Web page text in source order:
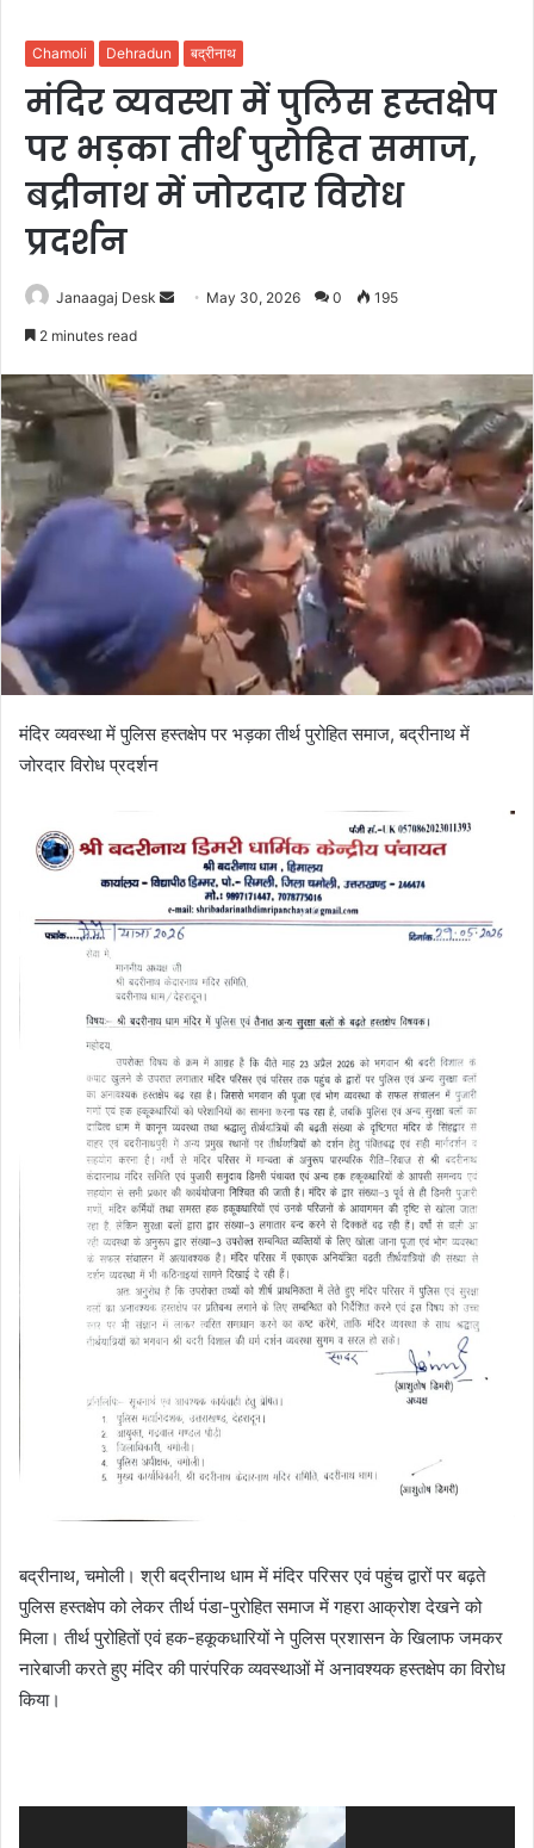
Chamoli Dehradun बद्रीनाथ
मंदिर व्यवस्था में पुलिस हस्तक्षेप
पर भड़का तीर्थ पुरोहित समाज,
बद्रीनाथ में जोरदार विरोध
प्रदर्शन
Janaagaj Desk
d
a
n
e
m
a
i
May 30, 2026 0 195
2 minutes read
मंदिर व्यवस्था में पुलिस हस्तक्षेप पर भड़का तीर्थ पुरोहित समाज, बद्रीनाथ में
जोरदार विरोध प्रदर्शन
बद्रीनाथ, चमोली। श्री बद्रीनाथ धाम में मंदिर परिसर एवं पहुंच द्वारों पर बढ़ते
पुलिस हस्तक्षेप को लेकर तीर्थ पंडा-पुरोहित समाज में गहरा आक्रोश देखने को
मिला। तीर्थ पुरोहितों एवं हक-हकूकधारियों ने पुलिस प्रशासन के खिलाफ जमकर
नारेबाजी करते हुए मंदिर की पारंपरिक व्यवस्थाओं में अनावश्यक हस्तक्षेप का विरोध
किया।